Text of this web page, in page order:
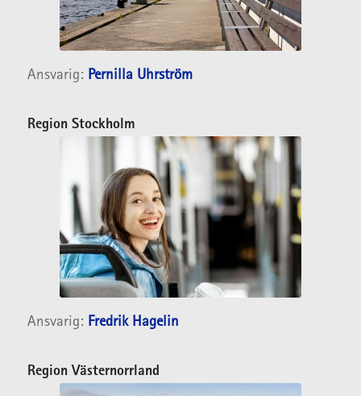
Ansvarig: Pernilla Uhrström
Region Stockholm
Ansvarig: Fredrik Hagelin
Region Västernorrland